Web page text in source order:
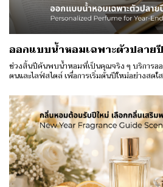
ออกแบบน้ำหอมเฉพาะตัวปลา
ช่วงสิ้นปีค้นพบน้ำหอมที่เป็นคุณจริง ๆ บริการอ
ตนและไลฟ์สไตล์ เพื่อการเริ่มต้นปีใหม่อย่างสดใ